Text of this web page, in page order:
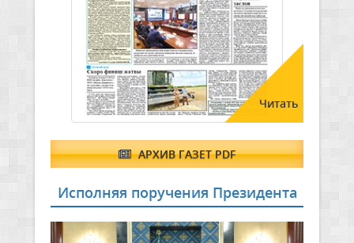
Читать
АРХИВ ГАЗЕТ PDF
Исполняя поручения Президента